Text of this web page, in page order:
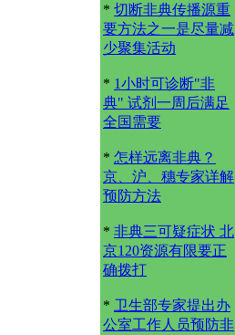
* 切断非典传播源重
要方法之一是尽量减
少聚集活动
* 1小时可诊断"非
典" 试剂一周后满足
全国需要
* 怎样远离非典？
京、沪、穗专家详解
预防方法
* 非典三可疑症状 北
京120资源有限要正
确拨打
* 卫生部专家提出办
公室工作人员预防非